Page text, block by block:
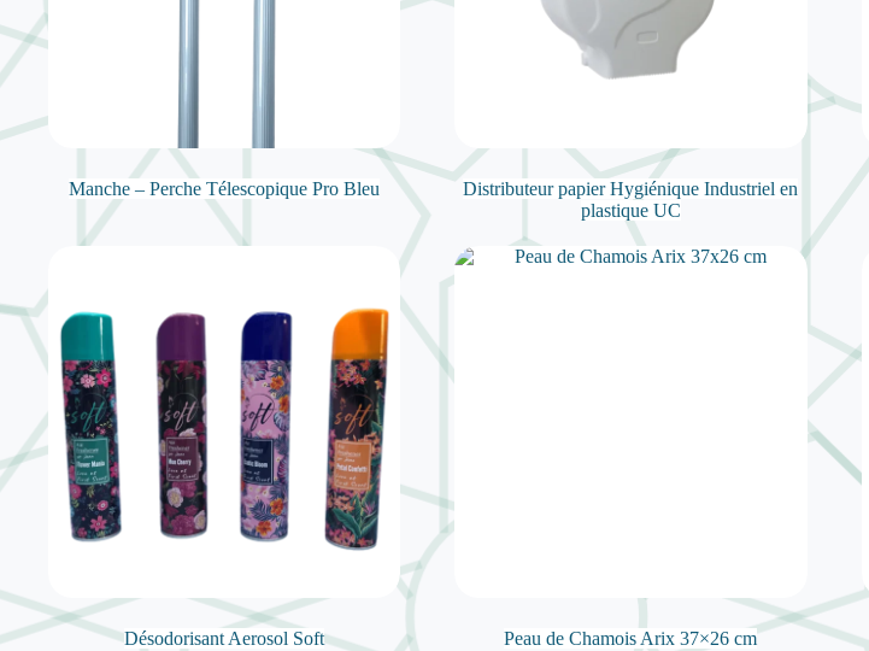
Manche – Perche Télescopique Pro Bleu
Distributeur papier Hygiénique Industriel en
plastique UC
Désodorisant Aerosol Soft Peau de Chamois Arix 37×26 cm